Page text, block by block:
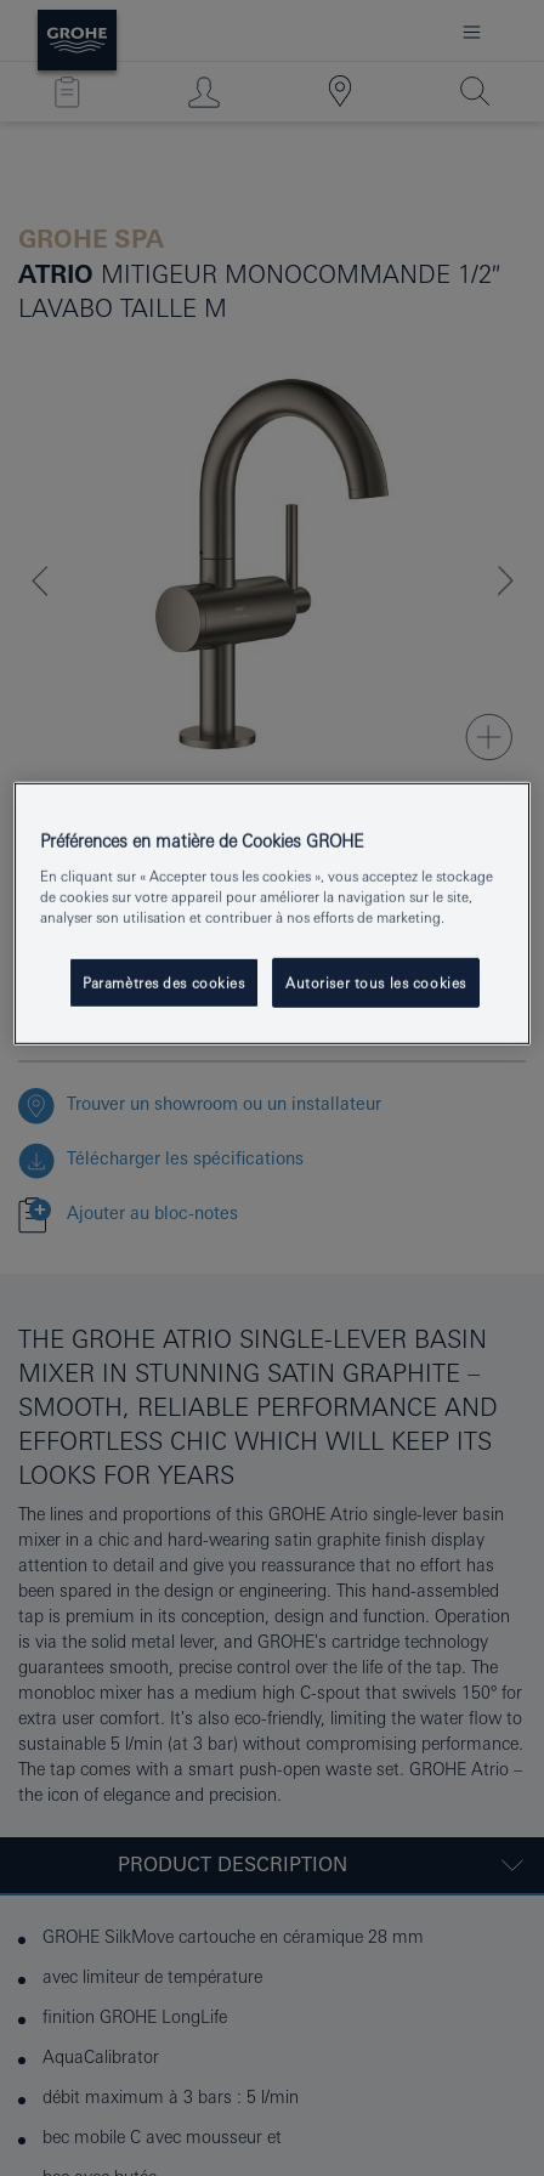
GROHE SPA
ATRIO MITIGEUR MONOCOMMANDE 1/2″
LAVABO TAILLE M
Numéro de produit 24363MG0
EAN 4005176944970
Demander des renseignements
Trouver un showroom ou un installateur
Télécharger les spécifications
Ajouter au bloc-notes
THE GROHE ATRIO SINGLE-LEVER BASIN
MIXER IN STUNNING SATIN GRAPHITE –
SMOOTH, RELIABLE PERFORMANCE AND
EFFORTLESS CHIC WHICH WILL KEEP ITS
LOOKS FOR YEARS
The lines and proportions of this GROHE Atrio single-lever basin
mixer in a chic and hard-wearing satin graphite finish display
attention to detail and give you reassurance that no effort has
been spared in the design or engineering. This hand-assembled
tap is premium in its conception, design and function. Operation
is via the solid metal lever, and GROHE's cartridge technology
guarantees smooth, precise control over the life of the tap. The
monobloc mixer has a medium high C-spout that swivels 150° for
extra user comfort. It's also eco-friendly, limiting the water flow to
sustainable 5 l/min (at 3 bar) without compromising performance.
The tap comes with a smart push-open waste set. GROHE Atrio –
the icon of elegance and precision.
PRODUCT DESCRIPTION
GROHE SilkMove cartouche en céramique 28 mm
avec limiteur de température
finition GROHE LongLife
AquaCalibrator
débit maximum à 3 bars : 5 l/min
bec mobile C avec mousseur et
Préférences en matière de Cookies GROHE
En cliquant sur « Accepter tous les cookies », vous acceptez le stockage
de cookies sur votre appareil pour améliorer la navigation sur le site,
analyser son utilisation et contribuer à nos efforts de marketing.
Paramètres des cookies Autoriser tous les cookies